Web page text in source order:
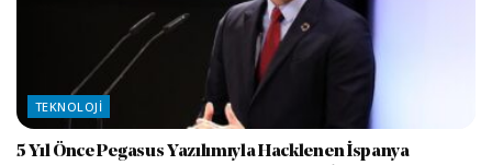
TEKNOLOJI
5 Yıl Önce Pegasus Yazılımıyla Hacklenen İspanya